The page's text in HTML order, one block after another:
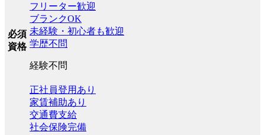
必須
資格
フリーター歓迎
ブランクOK
未経験・初心者も歓迎
学歴不問
経験不問
正社員登用あり
家賃補助あり
交通費支給
社会保険完備